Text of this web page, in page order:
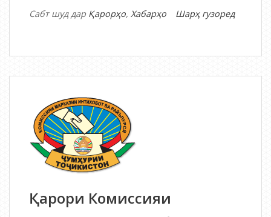
Сабт шуд дар Қарорҳо, Хабарҳо
Шарҳ гузоред
Комиссияи
марказии
раъйпурсӣ
Қарори Комиссияи